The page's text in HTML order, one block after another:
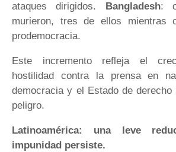
ataques dirigidos.
Bangladesh:
murieron, tres de ellos mientras
prodemocracia.
Este incremento refleja el
hostilidad contra la prensa en
democracia y el Estado de derecho
peligro.
Latinoamérica: una leve
impunidad persiste.